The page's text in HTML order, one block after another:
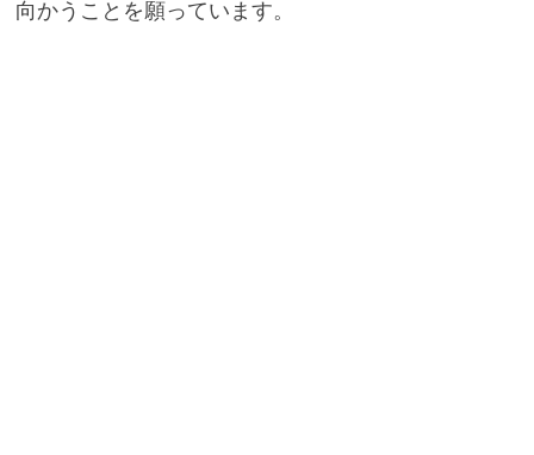
向かうことを願っています。